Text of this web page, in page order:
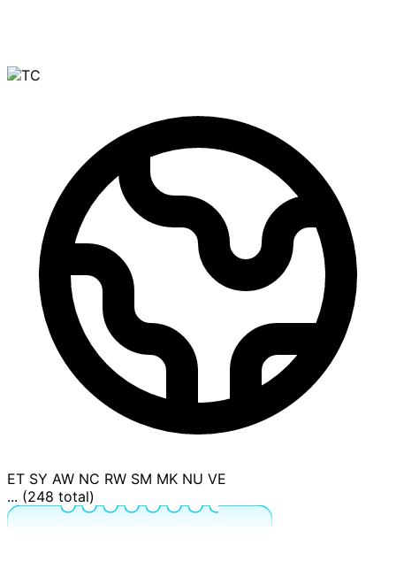
ET SY AW NC RW SM MK NU VE
... (248 total)